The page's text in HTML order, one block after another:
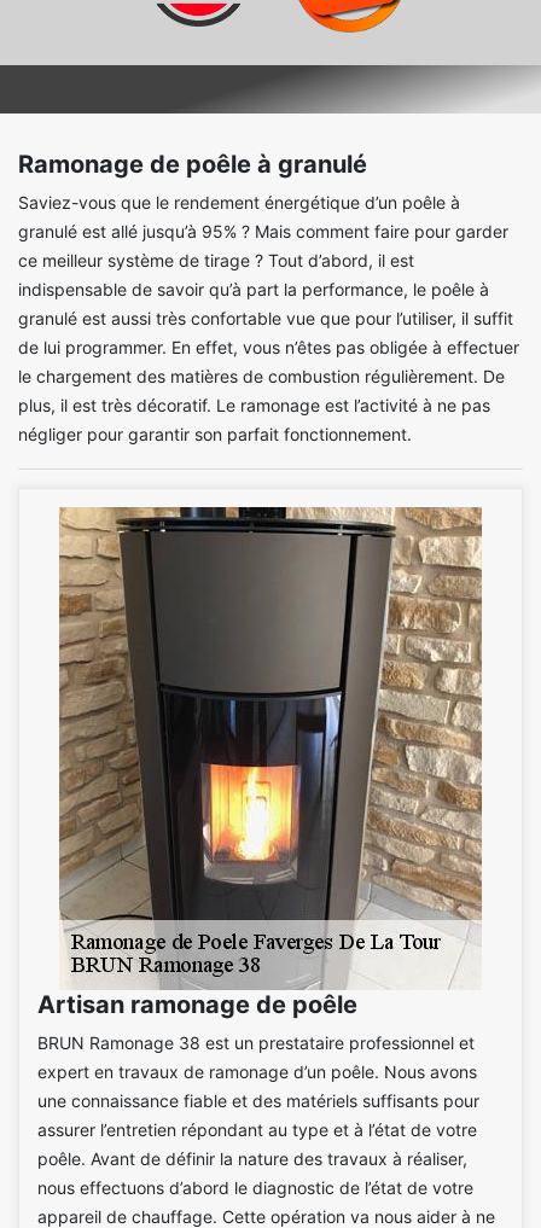
Ramonage de poêle à granulé
Saviez-vous que le rendement énergétique d’un poêle à
granulé est allé jusqu’à 95% ? Mais comment faire pour garder
ce meilleur système de tirage ? Tout d’abord, il est
indispensable de savoir qu’à part la performance, le poêle à
granulé est aussi très confortable vue que pour l’utiliser, il suffit
de lui programmer. En effet, vous n’êtes pas obligée à effectuer
le chargement des matières de combustion régulièrement. De
plus, il est très décoratif. Le ramonage est l’activité à ne pas
négliger pour garantir son parfait fonctionnement.
Artisan ramonage de poêle
BRUN Ramonage 38 est un prestataire professionnel et
expert en travaux de ramonage d’un poêle. Nous avons
une connaissance fiable et des matériels suffisants pour
assurer l’entretien répondant au type et à l’état de votre
poêle. Avant de définir la nature des travaux à réaliser,
nous effectuons d’abord le diagnostic de l’état de votre
appareil de chauffage. Cette opération va nous aider à ne